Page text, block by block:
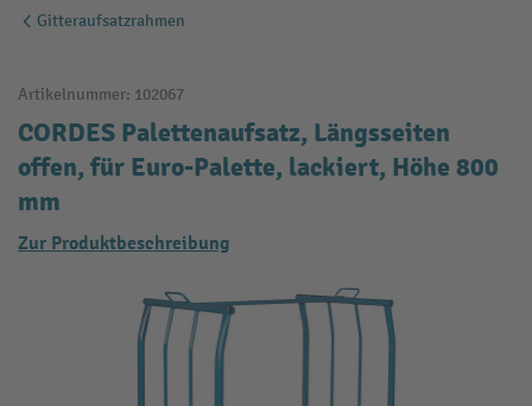
Gitteraufsatzrahmen
Artikelnummer: 102067
CORDES Palettenaufsatz, Längsseiten
offen, für Euro-Palette, lackiert, Höhe 800
mm
Zur Produktbeschreibung